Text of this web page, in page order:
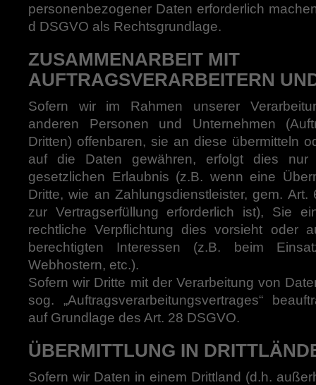
personenbezogener Daten erforderlich
d DSGVO als Rechtsgrundlage.
ZUSAMMENARBEIT MIT
AUFTRAGSVERARBEITERN
Sofern wir im Rahmen unserer
anderen Personen und Unternehmen
Dritten) offenbaren, sie an diese übermitteln
auf die Daten gewähren, erfolgt dies nur
gesetzlichen Erlaubnis (z.B. wenn eine
Dritte, wie an Zahlungsdienstleister, gem.
zur Vertragserfüllung erforderlich ist), Sie
rechtliche Verpflichtung dies vorsieht oder
berechtigten Interessen (z.B. beim
Webhostern, etc.).
Sofern wir Dritte mit der Verarbeitung von
sog. „Auftragsverarbeitungsvertrages“
auf Grundlage des Art. 28 DSGVO.
ÜBERMITTLUNG IN
Sofern wir Daten in einem Drittland (d.h.